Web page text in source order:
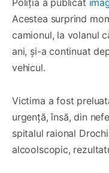
Poliția a publicat
Acestea surprind
camionul, la volanul
ani, și-a continuat
vehicul.
Victima a fost
urgență, însă, din
spitalul raional
alcoolscopic,